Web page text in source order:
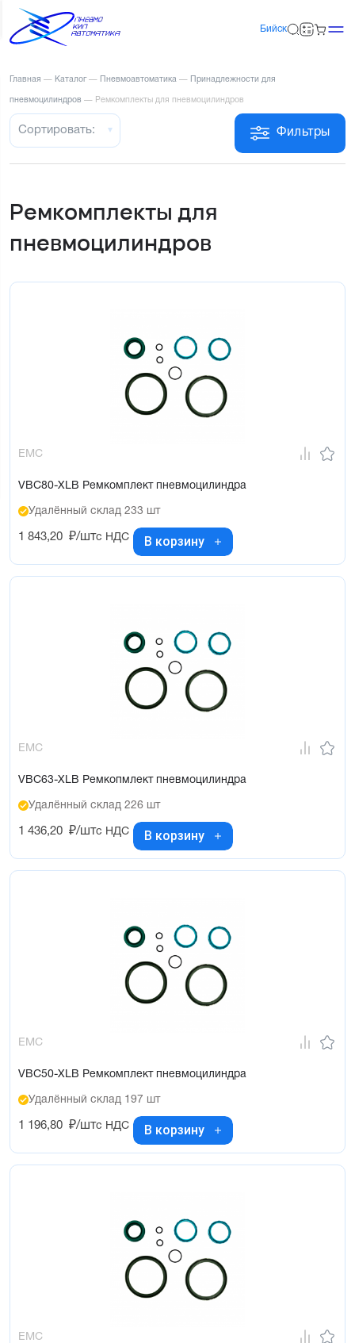
Бийск
Главная — Каталог — Пневмоавтоматика — Принадлежности для
пневмоцилиндров — Ремкомплекты для пневмоцилиндров
Фильтры
Сортировать:
Ремкомплекты для
пневмоцилиндров
EMC
VBC80-XLB Ремкомплект пневмоцилиндра
Удалённый склад 233 шт
1 843,20 ₽/штс НДС В корзину
EMC
VBC63-XLB Ремкопмлект пневмоцилиндра
Удалённый склад 226 шт
1 436,20 ₽/штс НДС В корзину
EMC
VBC50-XLB Ремкомплект пневмоцилиндра
Удалённый склад 197 шт
1 196,80 ₽/штс НДС В корзину
EMC